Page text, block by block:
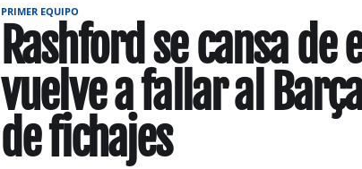
PRIMER EQUIPO
Rashford se cansa
vuelve a fallar al
de fichajes